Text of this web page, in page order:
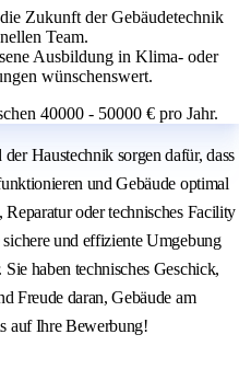
Zukunft der Gebäudetechnik
Team.
Ausbildung in Klima- oder
wünschenswert.
40000 - 50000 € pro Jahr.
Haustechnik sorgen dafür, dass
und Gebäude optimal
oder technisches Facility
und effiziente Umgebung
haben technisches Geschick,
Freude daran, Gebäude am
auf Ihre Bewerbung!